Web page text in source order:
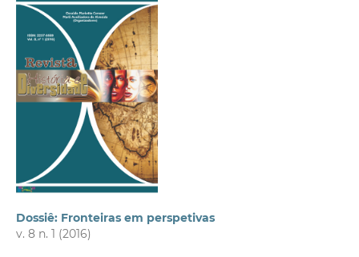
Dossiê: Fronteiras em perspetivas
v. 8 n. 1 (2016)